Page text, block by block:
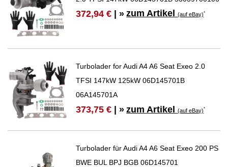
372,94 € | » zum Artikel(auf eBay)*
Turbolader for Audi A4 A6 Seat Exeo 2.0
TFSI 147kW 125kW 06D145701B
06A145701A
373,75 € | » zum Artikel(auf eBay)*
Turbolader für Audi A4 A6 Seat Exeo 200 PS
BWE BUL BPJ BGB 06D145701